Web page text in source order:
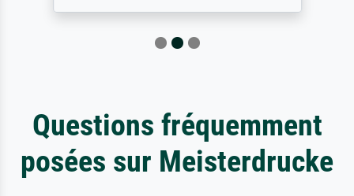
Questions fréquemment
posées sur Meisterdrucke